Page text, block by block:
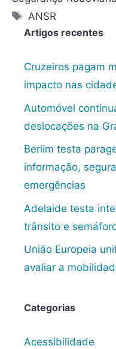
ANSR
Artigos recentes
Cruzeiros pagam
impacto nas
Automóvel
deslocações na
Berlim testa
informação,
emergências
Adelaide testa
trânsito e
União Europeia
avaliar a
Categorias
Acessibilidade